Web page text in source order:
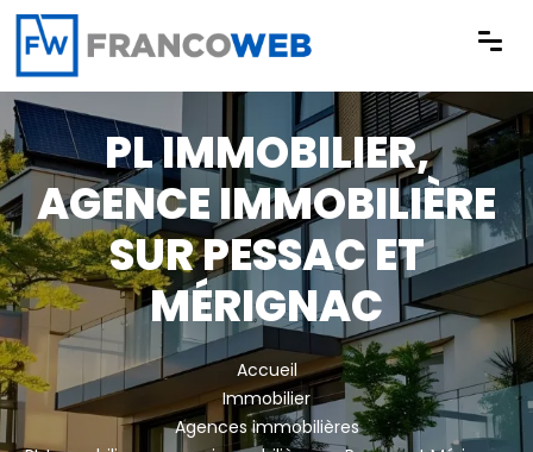
Panneau de gestion des cookies
PL IMMOBILIER,
AGENCE IMMOBILIÈRE
SUR PESSAC ET
MÉRIGNAC
Accueil
Immobilier
Agences immobilières